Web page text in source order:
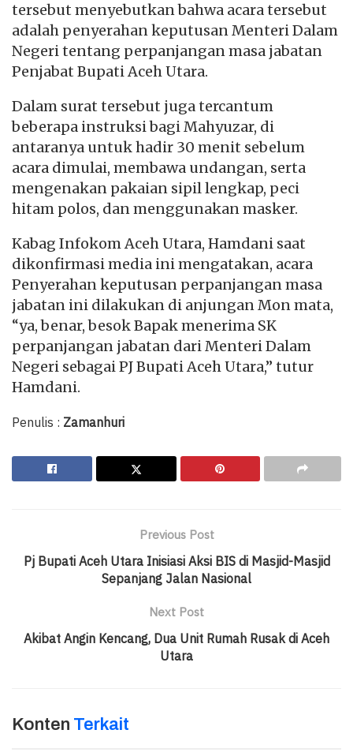
tersebut menyebutkan bahwa acara tersebut
adalah penyerahan keputusan Menteri Dalam
Negeri tentang perpanjangan masa jabatan
Penjabat Bupati Aceh Utara.
Dalam surat tersebut juga tercantum
beberapa instruksi bagi Mahyuzar, di
antaranya untuk hadir 30 menit sebelum
acara dimulai, membawa undangan, serta
mengenakan pakaian sipil lengkap, peci
hitam polos, dan menggunakan masker.
Kabag Infokom Aceh Utara, Hamdani saat
dikonfirmasi media ini mengatakan, acara
Penyerahan keputusan perpanjangan masa
jabatan ini dilakukan di anjungan Mon mata,
“ya, benar, besok Bapak menerima SK
perpanjangan jabatan dari Menteri Dalam
Negeri sebagai PJ Bupati Aceh Utara,” tutur
Hamdani.
Penulis : Zamanhuri
Previous Post
Pj Bupati Aceh Utara Inisiasi Aksi BIS di Masjid-Masjid
Sepanjang Jalan Nasional
Next Post
Akibat Angin Kencang, Dua Unit Rumah Rusak di Aceh
Utara
Konten Terkait